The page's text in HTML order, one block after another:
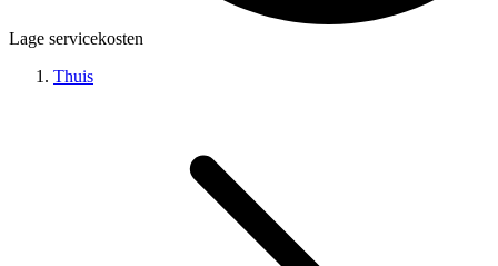
Lage servicekosten
Thuis